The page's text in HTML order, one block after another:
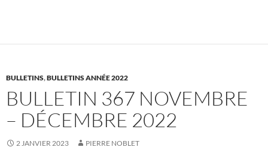
BULLETINS,BULLETINS ANNÉE 2022
BULLETIN 367 NOVEMBRE
– DÉCEMBRE 2022
2 JANVIER 2023 PIERRE NOBLET